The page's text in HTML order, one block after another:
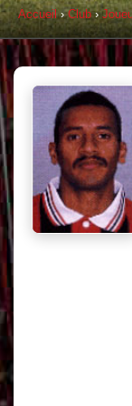
Accueil›Club›